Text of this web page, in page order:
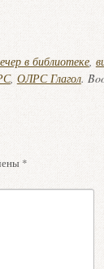
в библиотеке,
, ОЛРС Глагол.
*